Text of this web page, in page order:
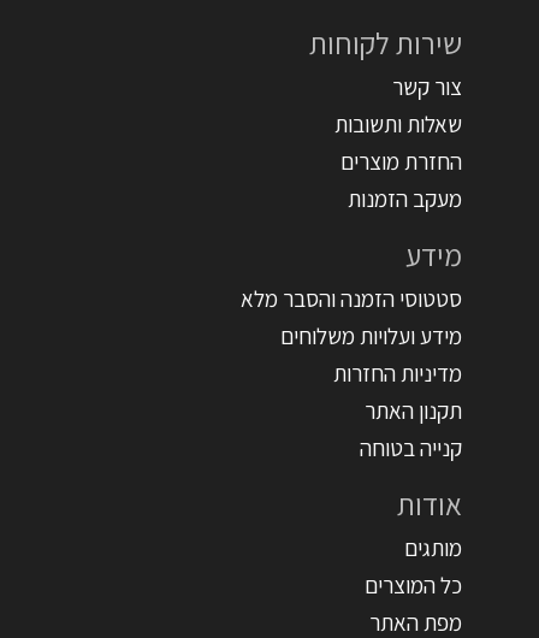
שירות לקוחות
צור קשר
שאלות ותשובות
החזרת מוצרים
מעקב הזמנות
מידע
סטטוסי הזמנה והסבר מלא
מידע ועלויות משלוחים
מדיניות החזרות
תקנון האתר
קנייה בטוחה
אודות
מותגים
כל המוצרים
מפת האתר